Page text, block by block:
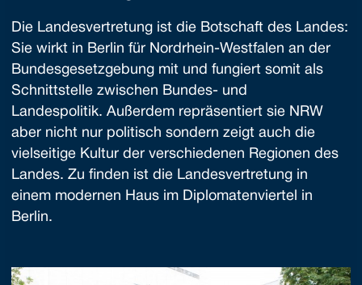
Die Landesvertretung ist die Botschaft des Landes:
Sie wirkt in Berlin für Nordrhein-Westfalen an der
Bundesgesetzgebung mit und fungiert somit als
Schnittstelle zwischen Bundes- und
Landespolitik. Außerdem repräsentiert sie NRW
aber nicht nur politisch sondern zeigt auch die
vielseitige Kultur der verschiedenen Regionen des
Landes. Zu finden ist die Landesvertretung in
einem modernen Haus im Diplomatenviertel in
Berlin.